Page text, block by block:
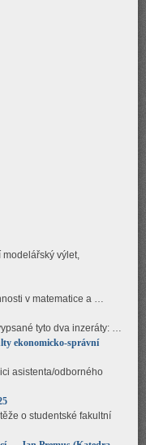
výlet,
v matematice a …
tyto dva inzeráty: …
ekonomicko-správní
asistenta/odborného
o studentské fakultní